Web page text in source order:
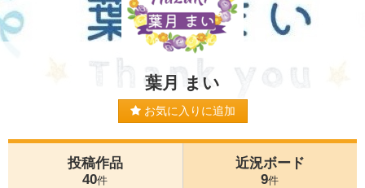
葉月 まい
お気に入りに追加
投稿作品
40件
近況ボード
9件